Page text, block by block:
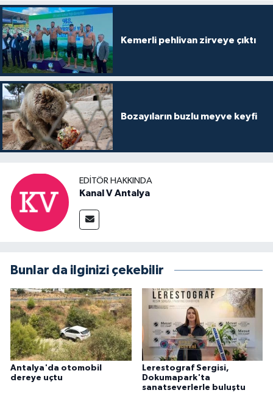
Kemerli pehlivan zirveye çıktı
Bozayıların buzlu meyve keyfi
EDITÖR HAKKINDA
Kanal V Antalya
Bunlar da ilginizi çekebilir
Antalya'da otomobil
dereye uçtu
Lerestograf Sergisi,
Dokumapark'ta
sanatseverlerle buluştu